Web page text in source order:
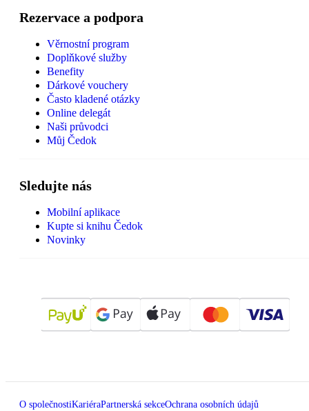
Rezervace a podpora
Věrnostní program
Doplňkové služby
Benefity
Dárkové vouchery
Často kladené otázky
Online delegát
Naši průvodci
Můj Čedok
Sledujte nás
Mobilní aplikace
Kupte si knihu Čedok
Novinky
O společnostiKariéraPartnerská sekceOchrana osobních údajů